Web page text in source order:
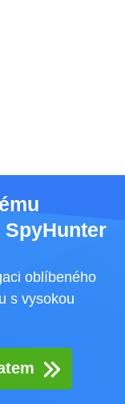
oblíbeného
s vysokou